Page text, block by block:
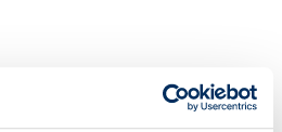
de nieuwsbrief